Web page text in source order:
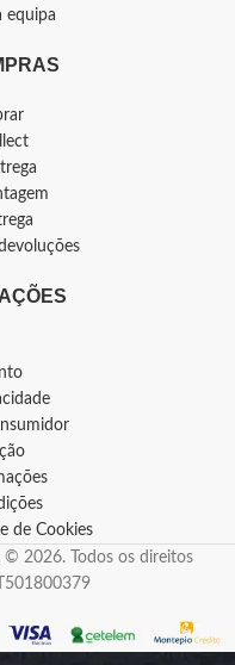
equipa
de Cookies
© 2026. Todos os direitos